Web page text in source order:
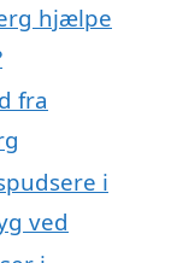
hjælpe
fra
i
ved